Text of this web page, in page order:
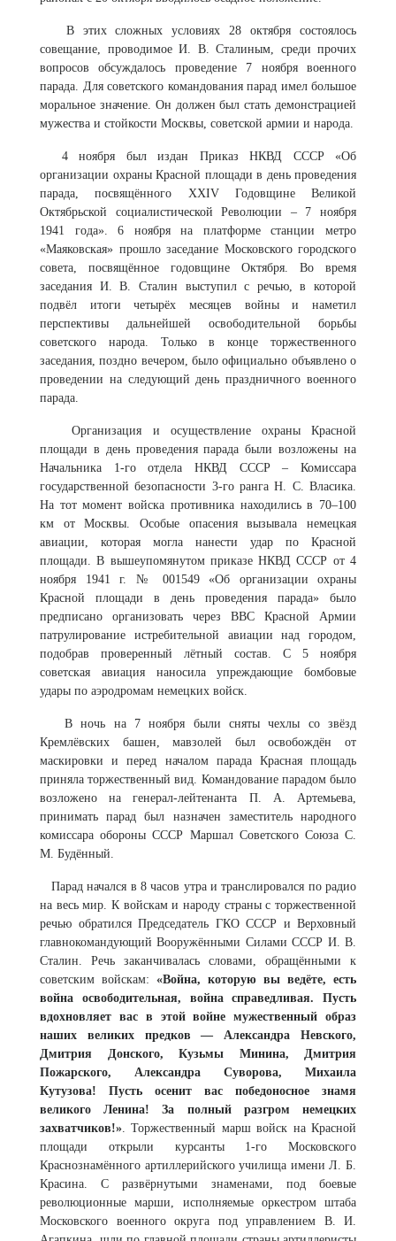
В этих сложных условиях 28 октября состоялось
совещание, проводимое И. В. Сталиным, среди прочих
вопросов обсуждалось проведение 7 ноября военного
парада. Для советского командования парад имел большое
моральное значение. Он должен был стать демонстрацией
мужества и стойкости Москвы, советской армии и народа.
4 ноября был издан Приказ НКВД СССР «Об
организации охраны Красной площади в день проведения
парада, посвящённого XXIV Годовщине Великой
Октябрьской социалистической Революции – 7 ноября
1941 года». 6 ноября на платформе станции метро
«Маяковская» прошло заседание Московского городского
совета, посвящённое годовщине Октября. Во время
заседания И. В. Сталин выступил с речью, в которой
подвёл итоги четырёх месяцев войны и наметил
перспективы дальнейшей освободительной борьбы
советского народа. Только в конце торжественного
заседания, поздно вечером, было официально объявлено о
проведении на следующий день праздничного военного
парада.
Организация и осуществление охраны Красной
площади в день проведения парада были возложены на
Начальника 1-го отдела НКВД СССР – Комиссара
государственной безопасности 3-го ранга Н. С. Власика.
На тот момент войска противника находились в 70–100
км от Москвы. Особые опасения вызывала немецкая
авиации, которая могла нанести удар по Красной
площади. В вышеупомянутом приказе НКВД СССР от 4
ноября 1941 г. № 001549 «Об организации охраны
Красной площади в день проведения парада» было
предписано организовать через ВВС Красной Армии
патрулирование истребительной авиации над городом,
подобрав проверенный лётный состав. С 5 ноября
советская авиация наносила упреждающие бомбовые
удары по аэродромам немецких войск.
В ночь на 7 ноября были сняты чехлы со звёзд
Кремлёвских башен, мавзолей был освобождён от
маскировки и перед началом парада Красная площадь
приняла торжественный вид. Командование парадом было
возложено на генерал-лейтенанта П. А. Артемьева,
принимать парад был назначен заместитель народного
комиссара обороны СССР Маршал Советского Союза С.
М. Будённый.
Парад начался в 8 часов утра и транслировался по радио
на весь мир. К войскам и народу страны с торжественной
речью обратился Председатель ГКО СССР и Верховный
главнокомандующий Вооружёнными Силами СССР И. В.
Сталин. Речь заканчивалась словами, обращёнными к
советским войскам: «Война, которую вы ведёте, есть
война освободительная, война справедливая. Пусть
вдохновляет вас в этой войне мужественный образ
наших великих предков — Александра Невского,
Дмитрия Донского, Кузьмы Минина, Дмитрия
Пожарского, Александра Суворова, Михаила
Кутузова! Пусть осенит вас победоносное знамя
великого Ленина! За полный разгром немецких
захватчиков!». Торжественный марш войск на Красной
площади открыли курсанты 1-го Московского
Краснознамённого артиллерийского училища имени Л. Б.
Красина. С развёрнутыми знаменами, под боевые
революционные марши, исполняемые оркестром штаба
Московского военного округа под управлением В. И.